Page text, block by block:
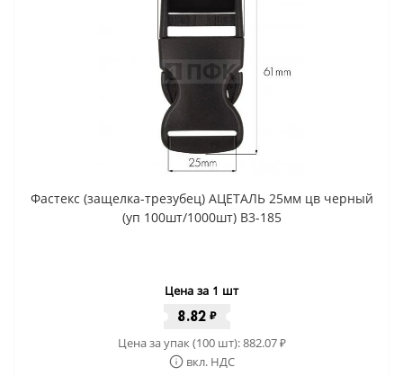
Фастекс (защелка-трезубец) АЦЕТАЛЬ 25мм цв черный
(уп 100шт/1000шт) В3-185
Цена за 1 шт
8.82 ₽
Цена за упак (100 шт):882.07₽
вкл. НДС